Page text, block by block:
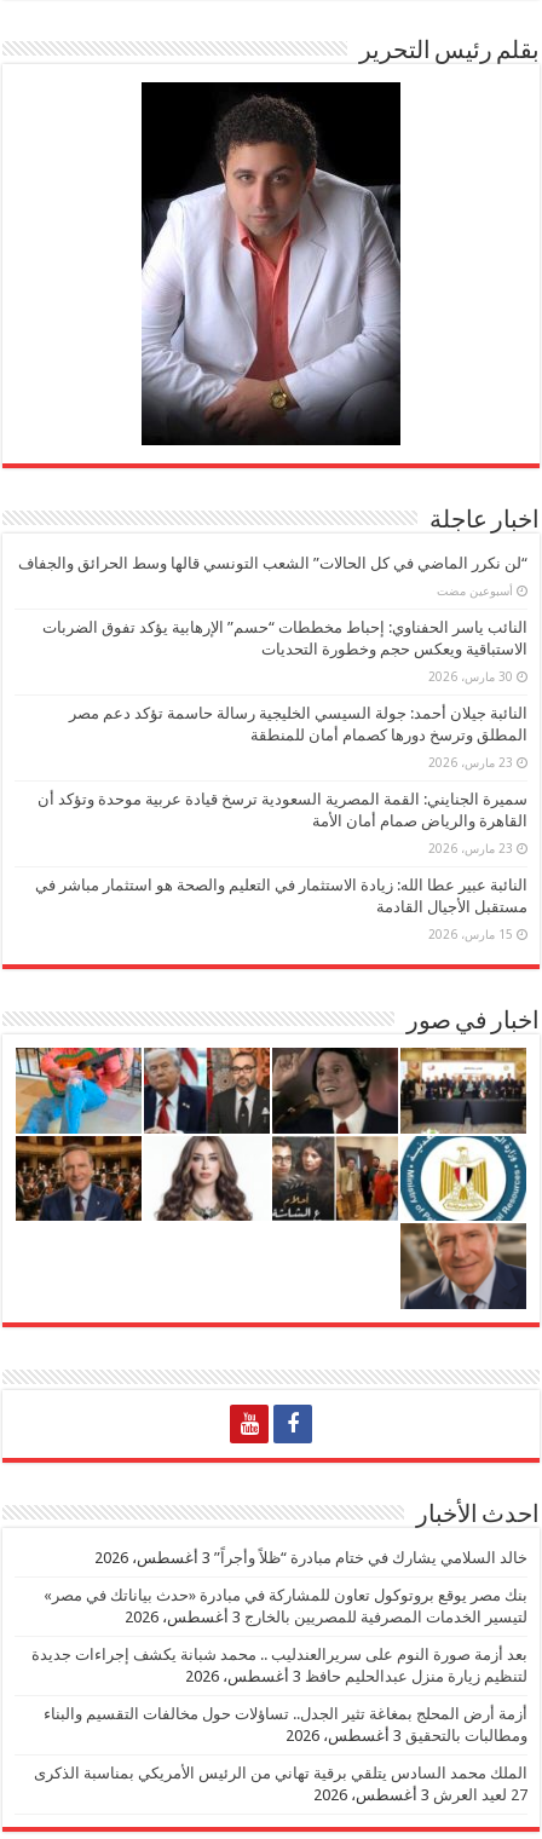
بقلم رئيس التحرير
اخبار عاجلة
“لن نكرر الماضي في كل الحالات” الشعب التونسي قالها وسط الحرائق والجفاف
‏أسبوعين مضت
النائب ياسر الحفناوي: إحباط مخططات “حسم” الإرهابية يؤكد تفوق الضربات
الاستباقية ويعكس حجم وخطورة التحديات
30 مارس، 2026
النائبة جيلان أحمد: جولة السيسي الخليجية رسالة حاسمة تؤكد دعم مصر
المطلق وترسخ دورها كصمام أمان للمنطقة
23 مارس، 2026
سميرة الجنايني: القمة المصرية السعودية ترسخ قيادة عربية موحدة وتؤكد أن
القاهرة والرياض صمام أمان الأمة
23 مارس، 2026
النائبة عبير عطا الله: زيادة الاستثمار في التعليم والصحة هو استثمار مباشر في
مستقبل الأجيال القادمة
15 مارس، 2026
اخبار في صور
احدث الأخبار
خالد السلامي يشارك في ختام مبادرة “ظلاً وأجراً” 3 أغسطس، 2026
بنك مصر يوقع بروتوكول تعاون للمشاركة في مبادرة «حدث بياناتك في مصر»
لتيسير الخدمات المصرفية للمصريين بالخارج 3 أغسطس، 2026
بعد أزمة صورة النوم على سريرالعندليب .. محمد شبانة يكشف إجراءات جديدة
لتنظيم زيارة منزل عبدالحليم حافظ 3 أغسطس، 2026
أزمة أرض المحلج بمغاغة تثير الجدل.. تساؤلات حول مخالفات التقسيم والبناء
ومطالبات بالتحقيق 3 أغسطس، 2026
الملك محمد السادس يتلقي برقية تهاني من الرئيس الأمريكي بمناسبة الذكرى
27 لعيد العرش
3 أغسطس، 2026